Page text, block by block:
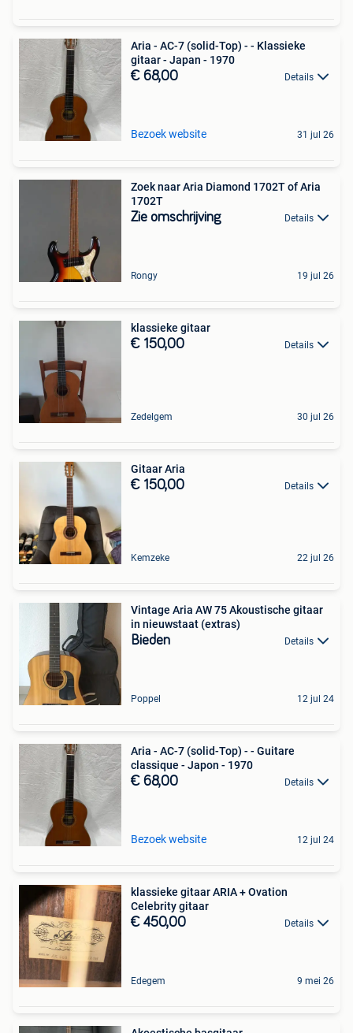
Aria - AC-7 (solid-Top) - - Klassieke
gitaar - Japan - 1970
€ 68,00 Details
Bezoek website 31 jul 26
Zoek naar Aria Diamond 1702T of Aria
1702T
Zie omschrijving Details
Rongy 19 jul 26
klassieke gitaar
€ 150,00 Details
Zedelgem 30 jul 26
Gitaar Aria
€ 150,00 Details
Kemzeke 22 jul 26
Vintage Aria AW 75 Akoustische gitaar
in nieuwstaat (extras)
Bieden Details
Poppel 12 jul 24
Aria - AC-7 (solid-Top) - - Guitare
classique - Japon - 1970
€ 68,00 Details
Bezoek website 12 jul 24
klassieke gitaar ARIA + Ovation
Celebrity gitaar
€ 450,00 Details
Edegem 9 mei 26